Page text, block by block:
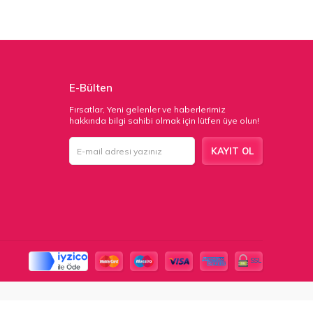
E-Bülten
Fırsatlar, Yeni gelenler ve haberlerimiz
hakkında bilgi sahibi olmak için lütfen üye olun!
KAYIT OL